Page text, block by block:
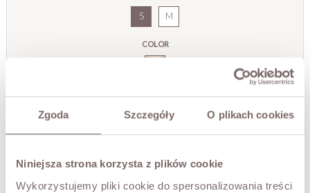
Zgoda Szczegóły O plikach cookies
Niniejsza strona korzysta z plików cookie
Wykorzystujemy pliki cookie do spersonalizowania treści
S M
COLOR
Cream
ADD TO CART
DESCRIPTION